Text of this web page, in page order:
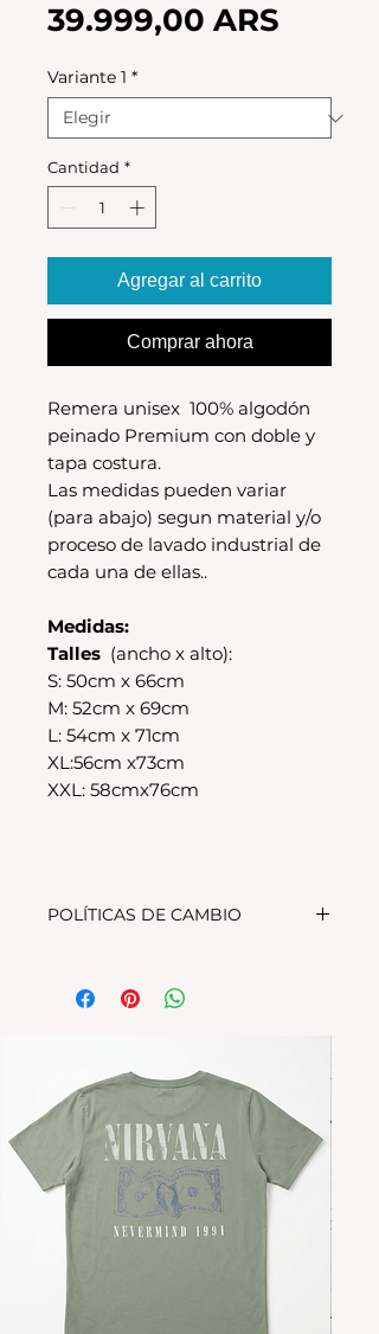
39.999,00 ARS
Variante 1 *
Cantidad *
Agregar al carrito
Comprar ahora
Remera unisex 100% algodón
peinado Premium con doble y
tapa costura.
Las medidas pueden variar
(para abajo) segun material y/o
proceso de lavado industrial de
cada una de ellas..
Medidas:
Talles (ancho x alto):
S: 50cm x 66cm
M: 52cm x 69cm
L: 54cm x 71cm
XL:56cm x73cm
XXL: 58cmx76cm
POLÍTICAS DE CAMBIO
cambio, el producto debe
encontrarse sin uso y en su
disponible en stock en el
local.Tener en cuenta que se
estampa a pedido, el stock de la
tienda online para compras
nuevas NO es el mismo que el del
local
Los productos personalizados NO
rebajas tanto de la tienda online